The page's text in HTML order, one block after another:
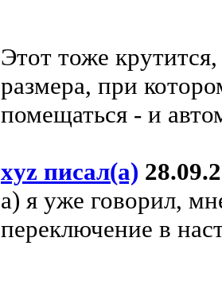
Этот тоже
размера, при
помещаться - и
xyz писал(а)
а) я уже говорил,
переключение в